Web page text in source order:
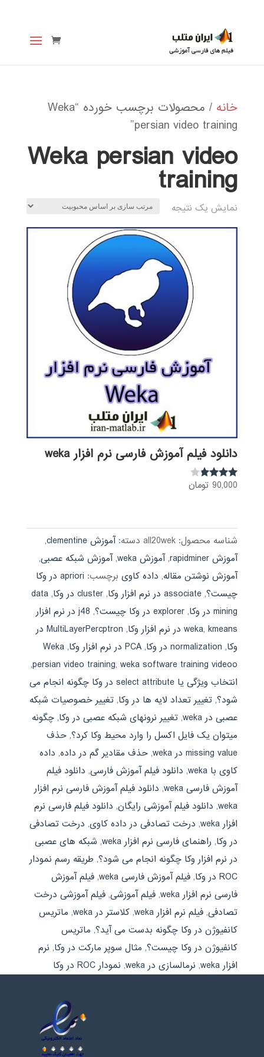
خانه
/ محصولات برچسب خورده “Weka
persian video training”
Weka persian video
training
نمایش یک نتیجه
دانلود فیلم آموزش فارسی نرم افزار weka
نمره
90,000 تومان
شناسه محصول: all20wek دسته:آموزش clementine
,
آموزش rapidminer
,آموزش weka ,آموزش شبکه عصبی,
آموزش نوشتن مقاله, داده کاوی برچسب:
apriori در وکا
چیست؟, associate در نرم افزار وکا , cluster در وکا ,
data
mining در وکا
, explorer در وکا چیست؟ ,
j48 در نرم افزار
weka,kmeans در نرم افزار وکا ,
MultiLayerPercptron در
وکا, normalization در وکا ,PCA در نرم افزار وکا ,
Weka
persian video training,weka software training videoo
,
انتخاب ویژگی یا select attribute در وکا چگونه انجام می
شود؟, تغییر تعداد لایه ها در وکا, تغییر خصوصیات شبکه
عصبی در weka
, تغییر نرونهای شبکه عصبی در وکا, چگونه
میتوان یک فایل اکسل را وارد محیط وکا کرد؟, حذف
missing value در weka
, حذف مقادیر گم در داده, داده
کاوی با weka
, دانلود فیلم آموزش فارسی, دانلود فیلم
آموزش فارسی weka
, دانلود فیلم آموزش فارسی نرم افزار
weka
, دانلود فیلم آموزشی رایگان, دانلود فیلم فارسی نرم
افزار weka
, درخت تصادفی در داده کاوی, درخت تصادفی
در وکا, راهنمای فارسی نرم افزار weka , شبکه های عصبی
در نرم افزار وکا چگونه انجام می شود؟, طریقه رسم نمودار
ROC در وکا
, فیلم آموزش فارسی weka , فیلم آموزش
فارسی نرم افزار weka
, فیلم آموزشی, فیلم آموزشی درخت
تصادفی, فیلم نرم افزار weka , کلاستر در weka , ماتریس
کانفیوژن در وکا چگونه بدست می آید؟, ماتریس
کانفیوژن در وکا چیست؟, مثال سوپر مارکت در وکا, نرم
افزار weka
, نرمالسازی در weka , نمودار ROC در وکا